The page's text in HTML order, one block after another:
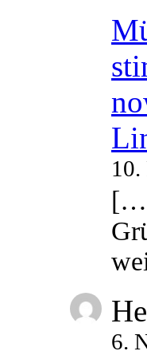
10.
[…]
6.